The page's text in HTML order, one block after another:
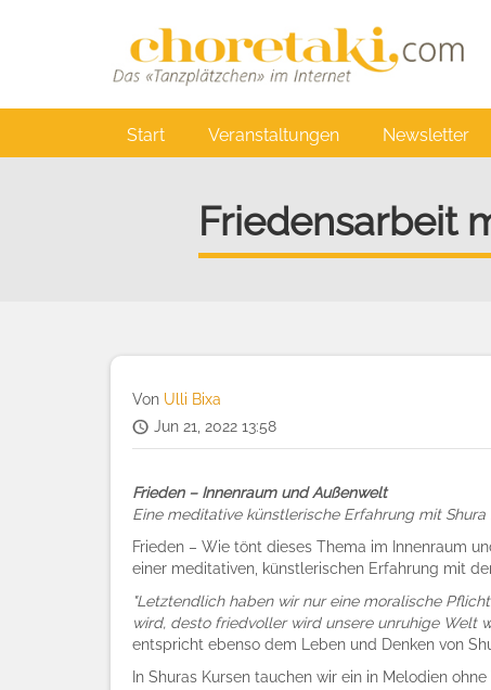
Main
navigation
Start Veranstaltungen Newsletter
Friedensarbeit
Von Ulli Bixa
Jun 21, 2022 13:58
Frieden – Innenraum und Außenwelt
Eine meditative künstlerische Erfahrung mit Shura
Frieden – Wie tönt dieses Thema im Innenraum
einer meditativen, künstlerischen Erfahrung mit
"Letztendlich haben wir nur eine moralische
wird, desto friedvoller wird unsere unruhige Welt
entspricht ebenso dem Leben und Denken von
In Shuras Kursen tauchen wir ein in Melodien